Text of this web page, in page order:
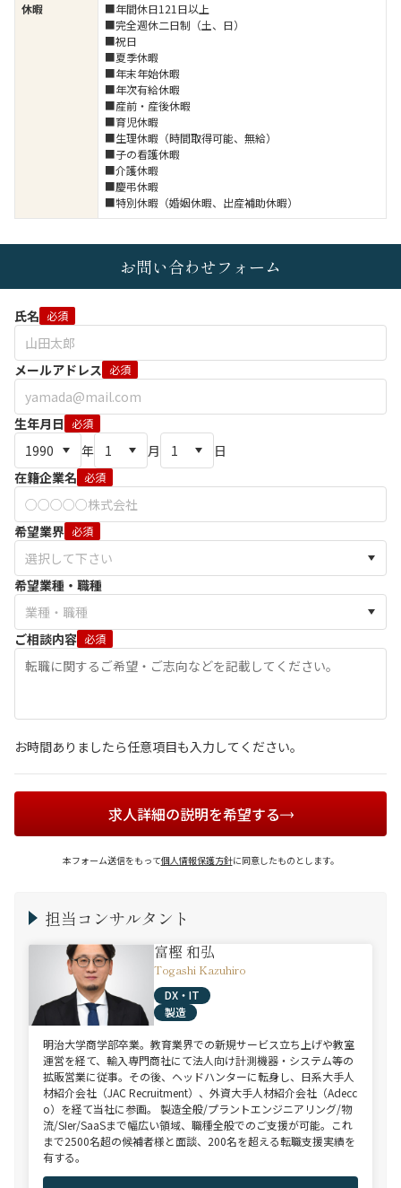
休暇
■年間休日121日以上
■完全週休二日制（土、日）
■祝日
■夏季休暇
■年末年始休暇
■年次有給休暇
■産前・産後休暇
■育児休暇
■生理休暇（時間取得可能、無給）
■子の看護休暇
■介護休暇
■慶弔休暇
■特別休暇（婚姻休暇、出産補助休暇）
お問い合わせフォーム
氏名 必須
メールアドレス 必須
生年月日 必須
年 月
日
在籍企業名 必須
希望業界 必須
希望業種・職種
ご相談内容 必須
お時間ありましたら任意項目も入力してください。
求人詳細の説明を希望する
本フォーム送信をもって個人情報保護方針に同意したものとします。
担当コンサルタント
富樫 和弘
Togashi Kazuhiro
DX・IT
製造
明治大学商学部卒業。教育業界での新規サービス立ち上げや教室
運営を経て、輸入専門商社にて法人向け計測機器・システム等の
拡販営業に従事。その後、ヘッドハンターに転身し、日系大手人
材紹介会社（JAC Recruitment）、外資大手人材紹介会社（Adecc
o）を経て当社に参画。 製造全般/プラントエンジニアリング/物
流/SIer/SaaSまで幅広い領域、職種全般でのご支援が可能。これ
まで2500名超の候補者様と面談、200名を超える転職支援実績を
有する。